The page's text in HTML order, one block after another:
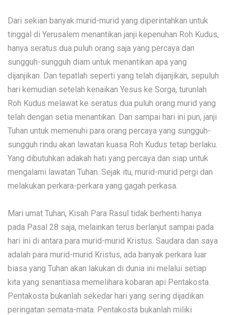
Dari sekian banyak murid-murid yang diperintahkan untuk
tinggal di Yerusalem menantikan janji kepenuhan Roh Kudus,
hanya seratus dua puluh orang saja yang percaya dan
sungguh-sungguh diam untuk menantikan apa yang
dijanjikan. Dan tepatlah seperti yang telah dijanjikan, sepuluh
hari kemudian setelah kenaikan Yesus ke Sorga, turunlah
Roh Kudus melawat ke seratus dua puluh orang murid yang
telah dengan setia menantikan. Dan sampai hari ini pun, janji
Tuhan untuk memenuhi para orang percaya yang sungguh-
sungguh rindu akan lawatan kuasa Roh Kudus tetap berlaku.
Yang dibutuhkan adakah hati yang percaya dan siap untuk
mengalami lawatan Tuhan. Sejak itu, murid-murid pergi dan
melakukan perkara-perkara yang gagah perkasa.
Mari umat Tuhan, Kisah Para Rasul tidak berhenti hanya
pada Pasal 28 saja, melainkan terus berlanjut sampai pada
hari ini di antara para murid-murid Kristus. Saudara dan saya
adalah para murid-murid Kristus, ada banyak perkara luar
biasa yang Tuhan akan lakukan di dunia ini melalui setiap
kita yang senantiasa memelihara kobaran api Pentakosta.
Pentakosta bukanlah sekedar hari yang sering dijadikan
peringatan semata-mata. Pentakosta bukanlah miliki